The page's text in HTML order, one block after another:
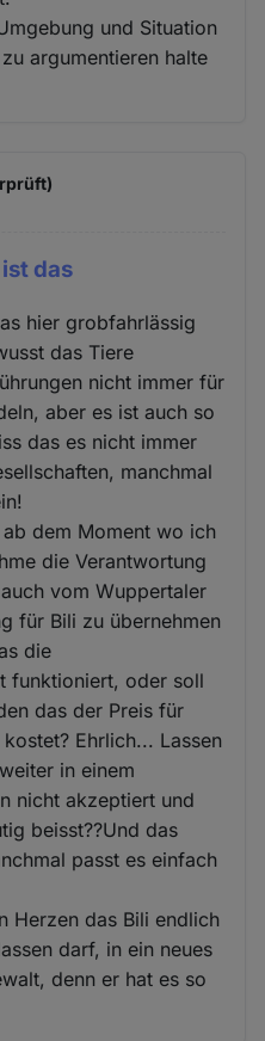
und Situation
argumentieren halte
das
hier grobfahrlässig
das Tiere
nicht immer für
aber es ist auch so
das es nicht immer
manchmal
dem Moment wo ich
die Verantwortung
vom Wuppertaler
für Bili zu übernehmen
die
funktioniert, oder soll
das der Preis für
Ehrlich... Lassen
in einem
nicht akzeptiert und
beisst??Und das
passt es einfach
Herzen das Bili endlich
darf, in ein neues
denn er hat es so